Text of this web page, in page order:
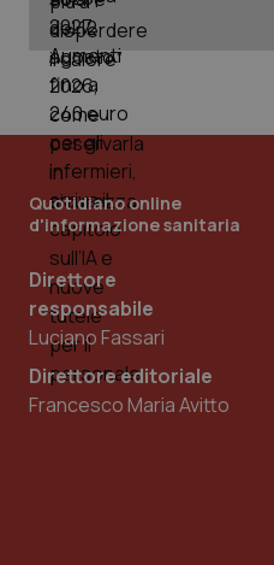
Quotidiano online
d'informazione sanitaria
Direttore
responsabile
Luciano Fassari
Direttore editoriale
Francesco Maria Avitto
_ga